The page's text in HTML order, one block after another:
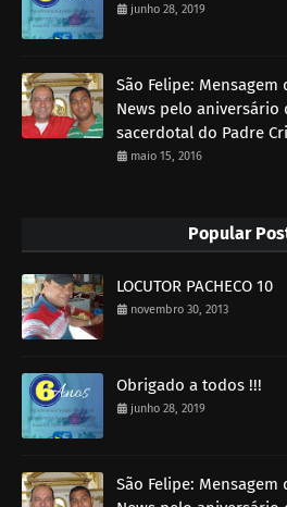
junho 28, 2019
São Felipe: Mensagem
News pelo aniversário
sacerdotal do Padre
maio 15, 2016
Popular
LOCUTOR PACHECO 10
novembro 30, 2013
Obrigado a todos !!!
junho 28, 2019
São Felipe: Mensagem